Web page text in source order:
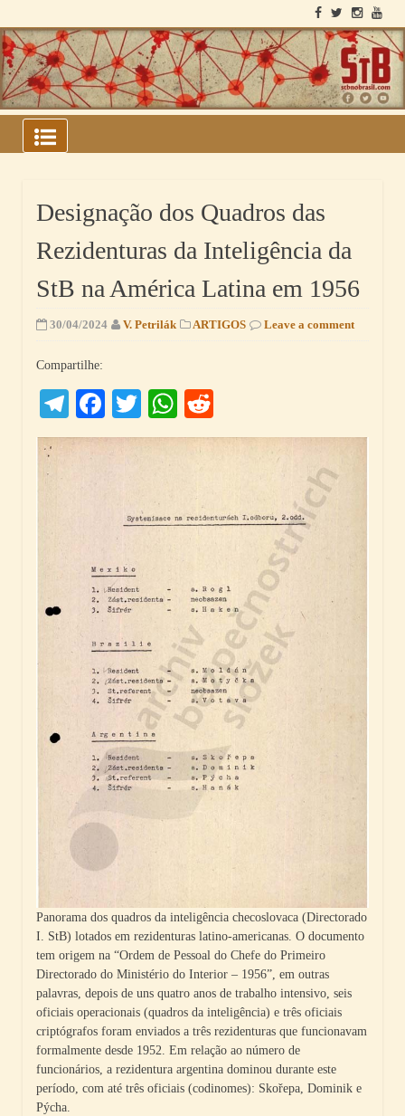
to
content
ARQUIVOS DO BLOCO
SOVIÉTICO
Designação dos Quadros das
Rezidenturas da Inteligência da
StB na América Latina em 1956
30/04/2024 V. Petrilák ARTIGOS Leave a comment
Compartilhe:
Telegram
Facebook
TwitterWhatsApp
Panorama dos quadros da inteligência checoslovaca (Directorado
I. StB) lotados em rezidenturas latino-americanas. O documento
tem origem na “Ordem de Pessoal do Chefe do Primeiro
Directorado do Ministério do Interior – 1956”, em outras
palavras, depois de uns quatro anos de trabalho intensivo, seis
oficiais operacionais (quadros da inteligência) e três oficiais
criptógrafos foram enviados a três rezidenturas que funcionavam
formalmente desde 1952. Em relação ao número de
funcionários, a rezidentura argentina dominou durante este
período, com até três oficiais (codinomes): Skořepa, Dominik e
Pýcha.